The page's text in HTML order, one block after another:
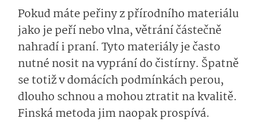
Pokud máte peřiny z přírodního materiálu
jako je peří nebo vlna, větrání částečně
nahradí i praní. Tyto materiály je často
nutné nosit na vyprání do čistírny. Špatně
se totiž v domácích podmínkách perou,
dlouho schnou a mohou ztratit na kvalitě.
Finská metoda jim naopak prospívá.